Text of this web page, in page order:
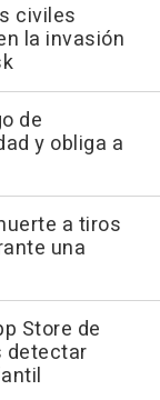
civiles
la invasión
de
y obliga a
a tiros
una
Store de
detectar